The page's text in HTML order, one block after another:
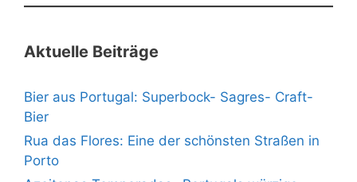
Aktuelle Beiträge
Bier aus Portugal: Superbock- Sagres- Craft-
Bier
Rua das Flores: Eine der schönsten Straßen in
Porto